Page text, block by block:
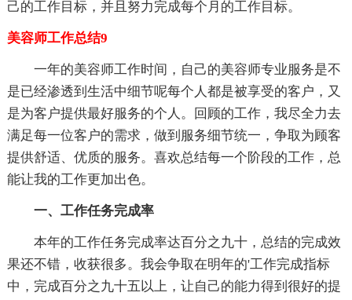
己的工作目标，并且努力完成每个月的工作目标。
美容师工作总结9
一年的美容师工作时间，自己的美容师专业服务是不
是已经渗透到生活中细节呢每个人都是被享受的客户，又
是为客户提供最好服务的个人。回顾的工作，我尽全力去
满足每一位客户的需求，做到服务细节统一，争取为顾客
提供舒适、优质的服务。喜欢总结每一个阶段的工作，总
能让我的工作更加出色。
一、工作任务完成率
本年的工作任务完成率达百分之九十，总结的完成效
果还不错，收获很多。我会争取在明年的'工作完成指标
中，完成百分之九十五以上，让自己的能力得到很好的提